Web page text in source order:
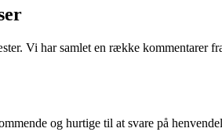
Vi har samlet en række kommentarer
og hurtige til at svare på